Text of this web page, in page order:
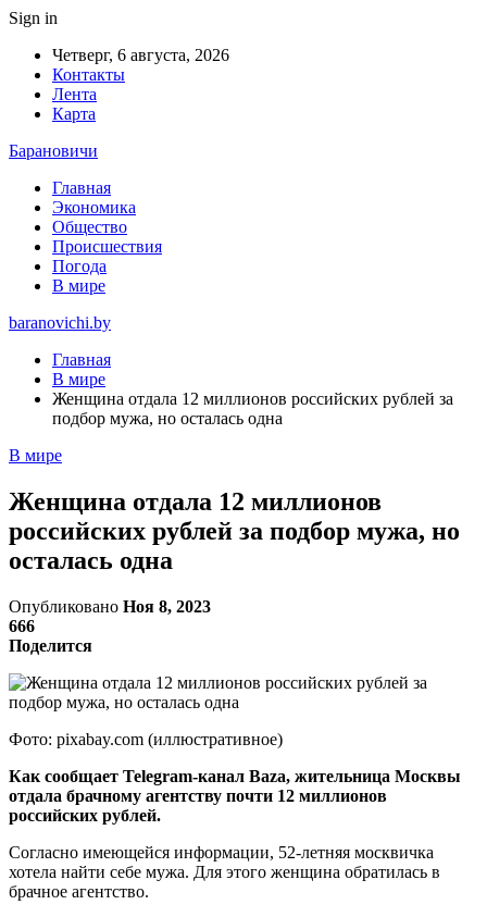
Sign in
Четверг, 6 августа, 2026
Контакты
Лента
Карта
Барановичи
Главная
Экономика
Общество
Происшествия
Погода
В мире
baranovichi.by
Главная
В мире
Женщина отдала 12 миллионов российских рублей за
подбор мужа, но осталась одна
В мире
Женщина отдала 12 миллионов
российских рублей за подбор мужа, но
осталась одна
Опубликовано Ноя 8, 2023
666
Поделится
Фото: pixabay.com (иллюстративное)
Как сообщает Telegram-канал Baza, жительница Москвы
отдала брачному агентству почти 12 миллионов
российских рублей.
Согласно имеющейся информации, 52-летняя москвичка
хотела найти себе мужа. Для этого женщина обратилась в
брачное агентство.